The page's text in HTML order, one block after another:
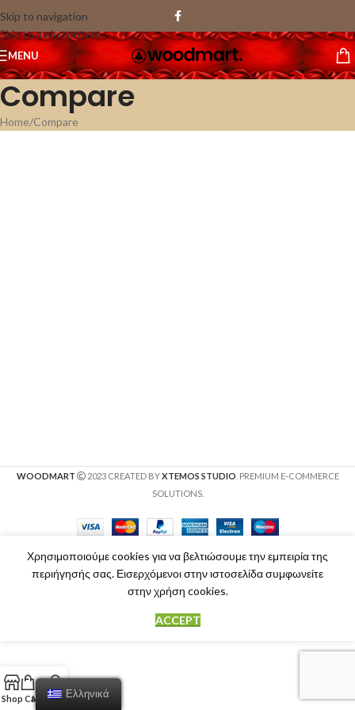
Skip to navigation
Skip to main content
MENU
Compare
Home Compare
WOODMART 2023 CREATED BYXTEMOS STUDIO . PREMIUM E-COMMERCE
SOLUTIONS.
Χρησιμοποιούμε cookies για να βελτιώσουμε την εμπειρία της
περιήγησής σας. Εισερχόμενοι στην ιστοσελίδα συμφωνείτε
στην χρήση cookies.
ACCEPT
Ελληνικά
Shop CartMy account